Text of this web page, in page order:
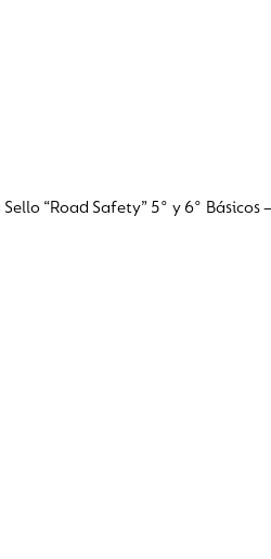
“Road Safety” 5° y 6° Básicos